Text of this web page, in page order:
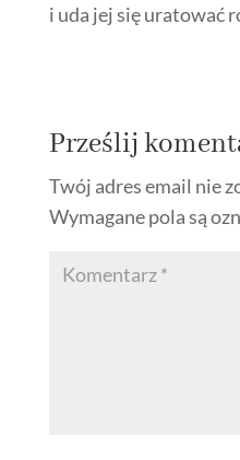
i uda jej się uratować
Prześlij
Twój adres email nie
Wymagane pola są